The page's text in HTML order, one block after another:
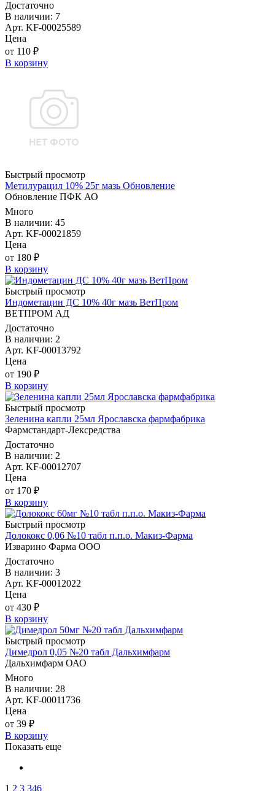
Достаточно
В наличии: 7
Арт. KF-00025589
Цена
от 110 ₽
В корзину
Быстрый просмотр
Метилурацил 10% 25г мазь Обновление
Обновление ПФК АО
Много
В наличии: 45
Арт. KF-00021859
Цена
от 180 ₽
В корзину
Быстрый просмотр
Индометацин ДС 10% 40г мазь ВетПром
ВЕТПРОМ АД
Достаточно
В наличии: 2
Арт. KF-00013792
Цена
от 190 ₽
В корзину
Быстрый просмотр
Зеленина капли 25мл Ярославска фармфабрика
Фармстандарт-Лексредства
Достаточно
В наличии: 2
Арт. KF-00012707
Цена
от 170 ₽
В корзину
Быстрый просмотр
Долококс 0,06 №10 табл п.п.о. Макиз-Фарма
Изварино Фарма ООО
Достаточно
В наличии: 3
Арт. KF-00012022
Цена
от 430 ₽
В корзину
Быстрый просмотр
Димедрол 0,05 №20 табл Дальхимфарм
Дальхимфарм ОАО
Много
В наличии: 28
Арт. KF-00011736
Цена
от 39 ₽
В корзину
Показать еще
1 2 3 346